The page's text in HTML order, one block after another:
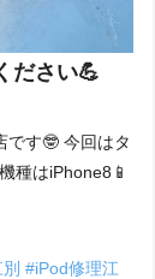
ださい💪
です🤓 今回はタ
種はiPhone8📱
別#iPod修理江